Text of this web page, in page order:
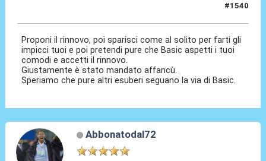
#1540
Proponi il rinnovo, poi sparisci come al solito per farti gli
impicci tuoi e poi pretendi pure che Basic aspetti i tuoi
comodi e accetti il rinnovo.
Giustamente è stato mandato affancù.
Speriamo che pure altri esuberi seguano la via di Basic.
Abbonatodal72